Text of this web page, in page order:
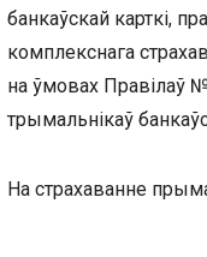
банкаўскай карткі,
комплекснага
на ўмовах Правілаў
трымальнікаў
На страхаванне